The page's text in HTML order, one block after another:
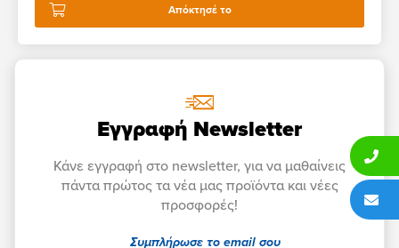
Απόκτησέ το
Εγγραφή Newsletter
Κάνε εγγραφή στο newsletter, για να μαθαίνεις
πάντα πρώτος τα νέα μας προϊόντα και νέες
προσφορές!